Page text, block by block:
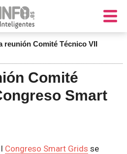
reunión Comité Técnico VII
Comité
Smart
Congreso Smart Grids se